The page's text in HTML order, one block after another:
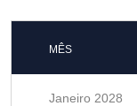
MÊS
Janeiro 2028